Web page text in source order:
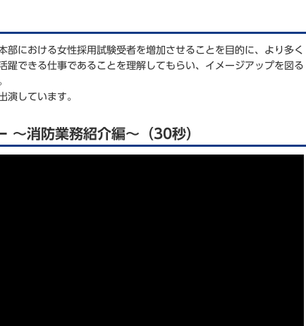
部における女性採用試験受者を増加させることを目的に、より多く
躍できる仕事であることを理解してもらい、イメージアップを図る
演しています。
～消防業務紹介編～（30秒）